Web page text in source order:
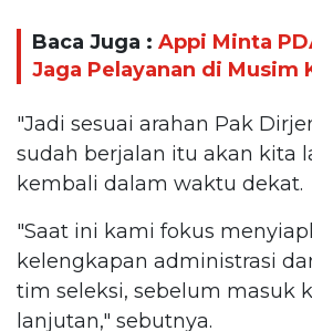
Baca Juga : Appi Minta
Jaga Pelayanan di Musim
"Jadi sesuai arahan Pak
sudah berjalan itu akan kita
kembali dalam waktu dekat.
"Saat ini kami fokus
kelengkapan administrasi
tim seleksi, sebelum masuk
lanjutan," sebutnya.